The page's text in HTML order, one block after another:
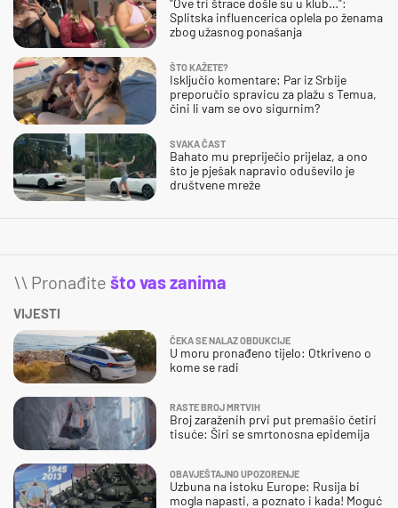
Splitska influencerica oplela po ženama
zbog užasnog ponašanja
ŠTO KAŽETE?
Isključio komentare: Par iz Srbije
preporučio spravicu za plažu s Temua,
čini li vam se ovo sigurnim?
SVAKA ČAST
Bahato mu prepriječio prijelaz, a ono
što je pješak napravio oduševilo je
društvene mreže
\\ Pronađite što vas zanima
VIJESTI
ČEKA SE NALAZ OBDUKCIJE
U moru pronađeno tijelo: Otkriveno o
kome se radi
RASTE BROJ MRTVIH
Broj zaraženih prvi put premašio četiri
tisuće: Širi se smrtonosna epidemija
OBAVJEŠTAJNO UPOZORENJE
Uzbuna na istoku Europe: Rusija bi
mogla napasti, a poznato i kada! Moguć